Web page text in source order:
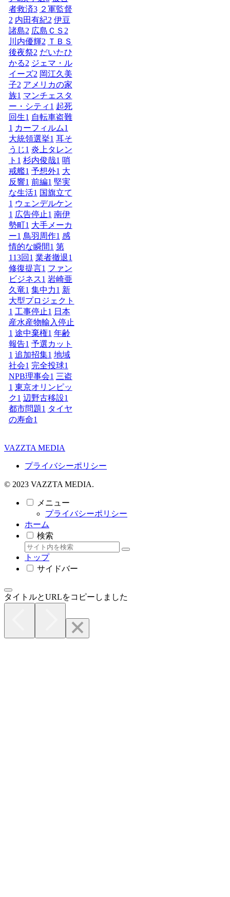
者救済3 ２軍監督
2 内田有紀2 伊豆
諸島2 広島ＣＳ 2
川内優輝2 ＴＢＳ
後夜祭2 だいたひ
かる2 ジェマ・ル
イーズ2 岡江久美
子2 アメリカの家
族1 マンチェスタ
ー・シティ 1 起死
回生1 自転車盗難
1 カーフィルム1
大統領選挙1 耳そ
うじ1 炎上タレン
ト 1 杉内俊哉1 哨
戒艦1 予想外1 大
反響1 前編1 堅実
な生活1 国旗立て
1 ウェンデルケン
1 広告停止1 南伊
勢町1 大手メーカ
ー1 鳥羽周作1 感
情的な瞬間1 第
113回 1 業者撤退1
修復提言1 ファン
ビジネス1 岩崎亜
久竜1 集中力1 新
大型プロジェクト
1 工事停止1 日本
産水産物輸入停止
1 途中棄権1 年齢
報告1 予選カット
1 追加招集1 地域
社会1 完全投球1
NPB理事会1 三盗
1 東京オリンピッ
ク1 辺野古移設1
都市問題1 タイヤ
の寿命1
VAZZTA MEDIA
プライバシーポリシー
© 2023 VAZZTA MEDIA.
メニュー
プライバシーポリシー
ホーム
検索
トップ
サイドバー
タイトルとURLをコピーしました